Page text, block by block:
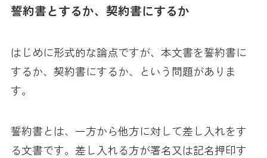
誓約書とするか、契約書にするか
はじめに形式的な論点ですが、本文書を誓約書に
するか、契約書にするか、という問題がありま
す。
誓約書とは、一方から他方に対して差し入れをす
る文書です。差し入れる方が署名又は記名押印す